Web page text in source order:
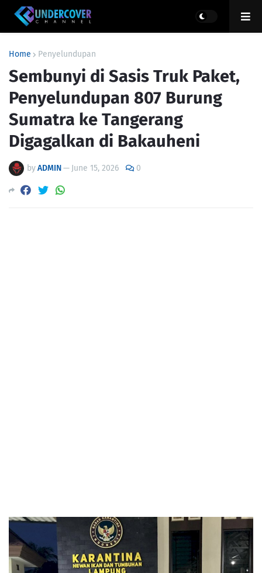
Home Penyelundupan
Sembunyi di Sasis Truk Paket,
Penyelundupan 807 Burung
Sumatra ke Tangerang
Digagalkan di Bakauheni
byADMIN— June 15, 2026 0